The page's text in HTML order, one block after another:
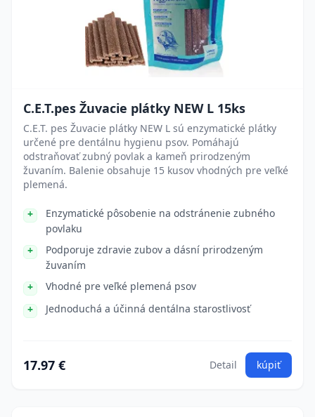
C.E.T.pes Žuvacie plátky NEW L 15ks
C.E.T. pes Žuvacie plátky NEW L sú enzymatické plátky
určené pre dentálnu hygienu psov. Pomáhajú
odstraňovať zubný povlak a kameň prirodzeným
žuvaním. Balenie obsahuje 15 kusov vhodných pre veľké
plemená.
Enzymatické pôsobenie na odstránenie zubného
povlaku
Podporuje zdravie zubov a dásní prirodzeným
žuvaním
Vhodné pre veľké plemená psov
Jednoduchá a účinná dentálna starostlivosť
17.97 € Detail kúpiť